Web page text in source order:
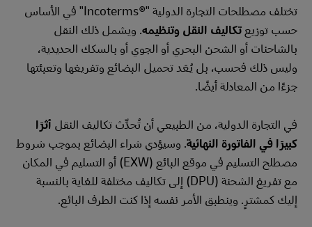
تختلف مصطلحات التجارة الدولية "Incoterms®‎" في الأساس
حسب توزيعتكاليف النقل وتنظيمه. ويشمل ذلك النقل
بالشاحنات أو الشحن البحري أو الجوي أو بالسكك الحديدية،
وليس ذلك فحسب، بل يُعَد تحميل البضائع وتفريغها وتعبئتها
جزءًا من المعادلة أيضًا.
في التجارة الدولية، من الطبيعي أن تُحدِّث تكاليف النقل أثرًا
كبيرًا في الفاتورة النهائية. وسيؤدي شراء البضائع بموجب شروط
مصطلح التسليم في موقع البائع (EXW) أو التسليم في المكان
مع تفريغ الشحنة (DPU) إلى تكاليف مختلفة للغاية بالنسبة
إليك كمشترٍ. وينطبق الأمر نفسه إذا كنت الطرف البائع.